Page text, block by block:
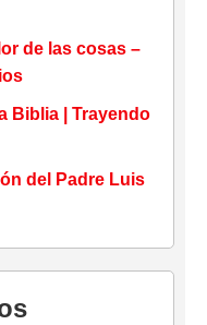
de las cosas –
Biblia | Trayendo
del Padre Luis